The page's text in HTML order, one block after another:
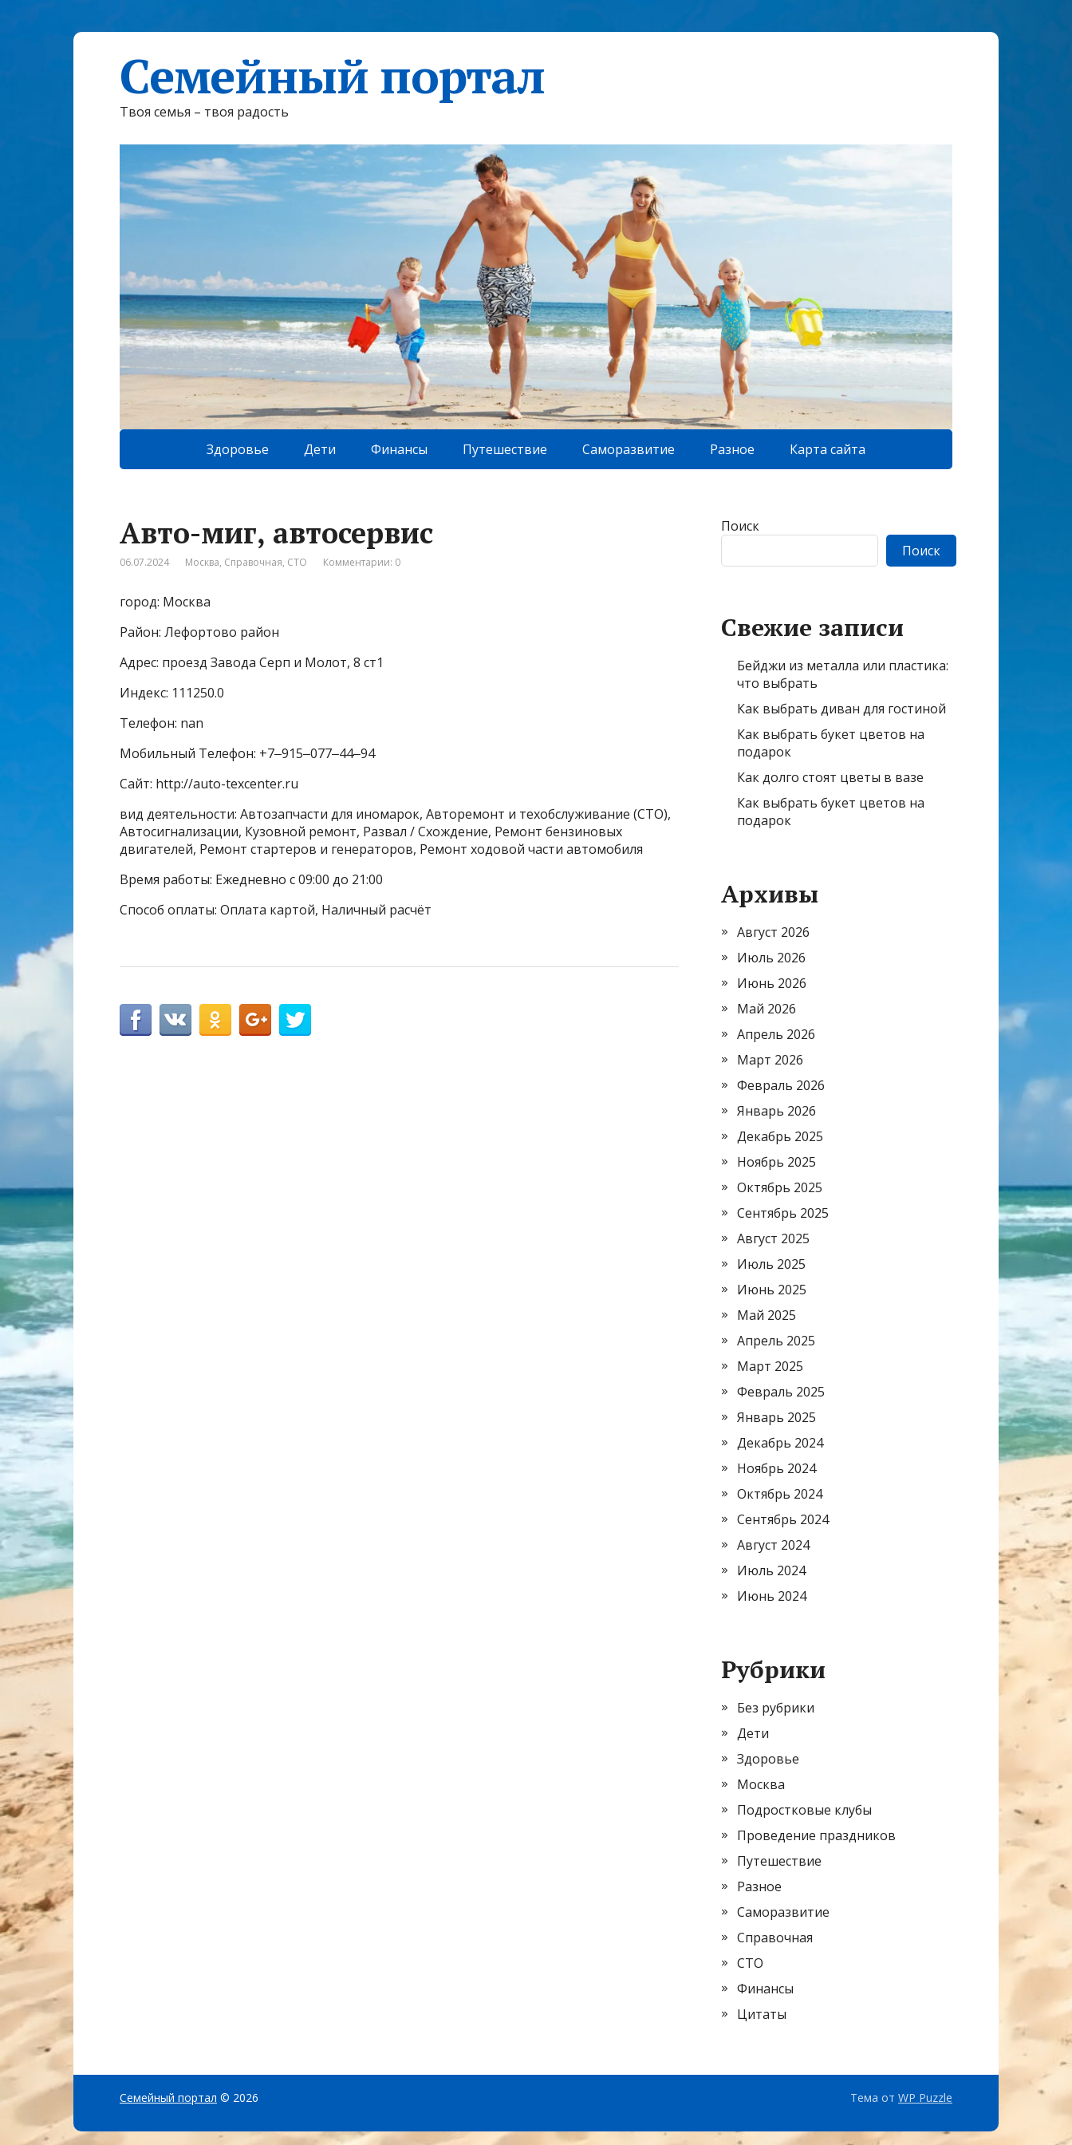
Семейный портал
Твоя семья – твоя радость
Здоровье Дети Финансы Путешествие Саморазвитие Разное Карта сайта
Авто-миг, автосервис
06.07.2024 Москва, Справочная, СТО Комментарии: 0
город: Москва
Район: Лефортово район
Адрес: проезд Завода Серп и Молот, 8 ст1
Индекс: 111250.0
Телефон: nan
Мобильный Телефон: +7‒915‒077‒44‒94
Сайт: http://auto-texcenter.ru
вид деятельности: Автозапчасти для иномарок, Авторемонт и техобслуживание (СТО),
Автосигнализации, Кузовной ремонт, Развал / Схождение, Ремонт бензиновых
двигателей, Ремонт стартеров и генераторов, Ремонт ходовой части автомобиля
Время работы: Ежедневно с 09:00 до 21:00
Способ оплаты: Оплата картой, Наличный расчёт
Поиск
Поиск
Свежие записи
Бейджи из металла или пластика:
что выбрать
Как выбрать диван для гостиной
Как выбрать букет цветов на
подарок
Как долго стоят цветы в вазе
Как выбрать букет цветов на
подарок
Архивы
Август 2026
Июль 2026
Июнь 2026
Май 2026
Апрель 2026
Март 2026
Февраль 2026
Январь 2026
Декабрь 2025
Ноябрь 2025
Октябрь 2025
Сентябрь 2025
Август 2025
Июль 2025
Июнь 2025
Май 2025
Апрель 2025
Март 2025
Февраль 2025
Январь 2025
Декабрь 2024
Ноябрь 2024
Октябрь 2024
Сентябрь 2024
Август 2024
Июль 2024
Июнь 2024
Рубрики
Без рубрики
Дети
Здоровье
Москва
Подростковые клубы
Проведение праздников
Путешествие
Разное
Саморазвитие
Справочная
СТО
Финансы
Цитаты
Семейный портал © 2026 Тема от WP Puzzle